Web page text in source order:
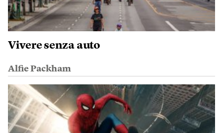
Vivere senza auto
Alfie Packham